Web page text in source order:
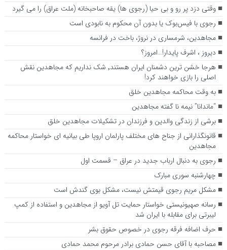
وقتی دزد پر رو و بی حیا (رجوی ها) یقه صاحبخانه (ملت عراق) را می گیرد
رجوی با فیس‌بوک یا بدون آن محکوم به نابودی است
مجاهدین، شرم‎ساری در نروژ، باخت در فرانسه
ديروز ، اشرف پايدار!…امروز؟
هرجا خشن ترین دشمنان ایران هستند٬ شک نداریم که مجاهدین نقش
اصلی را بازی خواهند کرد!
به وقت محاکمه مجاهدین خلق
“ماندانا” نیمه نا گفته مجاهدین
برشی از زندگی والدین و فرزندان در تشکیلات مجاهدین خلق
قانونگذارانی از جناح های مختلف پارلمان اروپا طی بیانیه ای خواستار محاکمه
مجاهدین
رجوی به دنبال ارباب جدید در عراق – قسمت اول
چهارشنبه سوری مبارک
مشکل مریم رجوی قیمتش نیست، مشکل بوی گندش است
رسانه صهیونیستی خواستار حمایت تل آویو از مجاهدین و استفاده از کمپ
لیبرتی برای مقابله با ایران شد
حرف اضافه فرقه رجوی در خصوص حقوق بشر
مصاحبه با آقای حسن حمادی برادر مرحوم محمد حمادی